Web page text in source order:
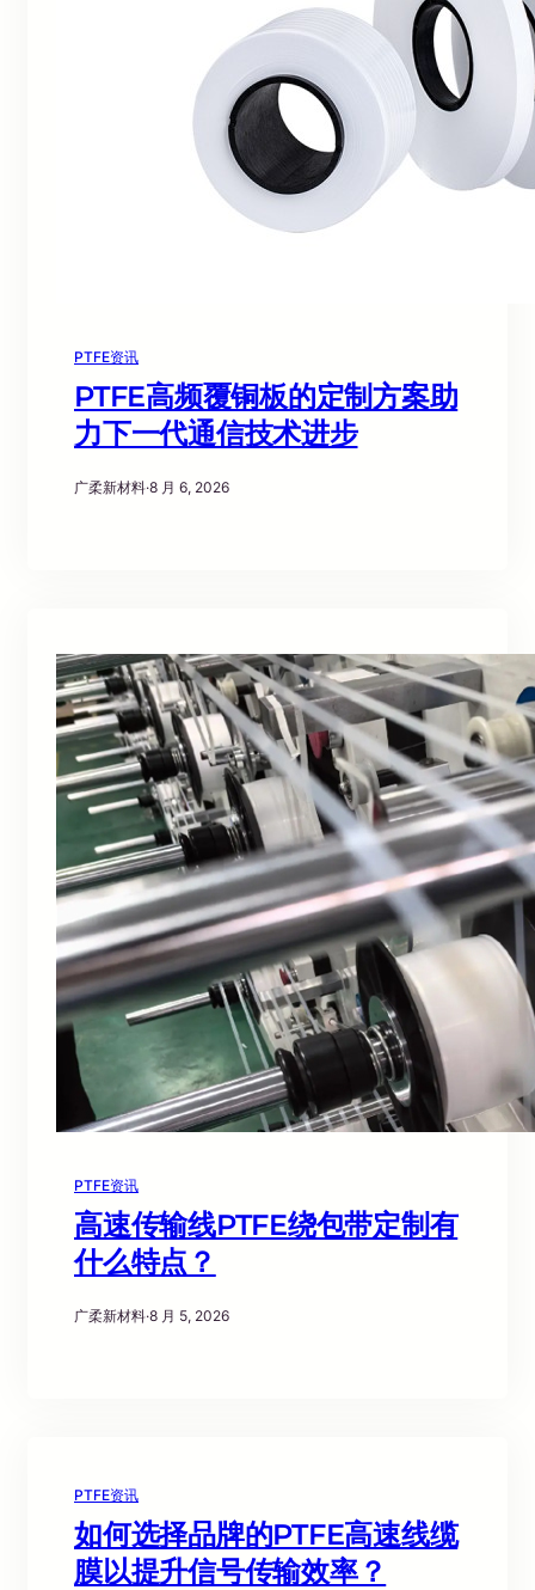
PTFE资讯
PTFE高频覆铜板的定制方案助
力下一代通信技术进步
广柔新材料·8 月 6, 2026
PTFE资讯
高速传输线PTFE绕包带定制有
什么特点？
广柔新材料·8 月 5, 2026
PTFE资讯
如何选择品牌的PTFE高速线缆
膜以提升信号传输效率？